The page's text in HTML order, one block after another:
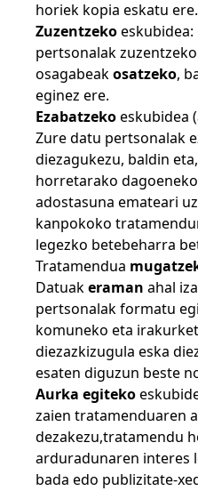
horiek kopia eskatu ere.
Zuzentzeko
pertsonalak
osagabeakosatzeko,
eginez ere.
Ezabatzekoeskubidea
Zure datu pertsonalak
diezagukezu, baldin
horretarako
adostasuna emateari
kanpokoko
legezko betebeharra
Tratamendua
Datuakeraman ahal
pertsonalak formatu
komuneko eta
diezazkizugula eska
esaten diguzun beste
Aurka egiteko
zaien tratamenduaren
dezakezu,tratamendu
arduradunaren interes
bada edo publizitate-